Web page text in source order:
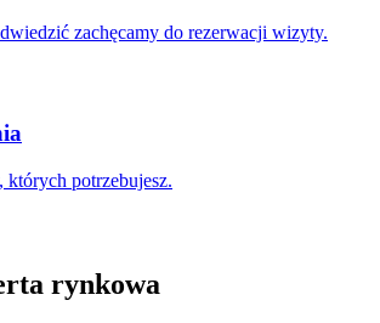
zachęcamy do rezerwacji wizyty.
których potrzebujesz.
rynkowa